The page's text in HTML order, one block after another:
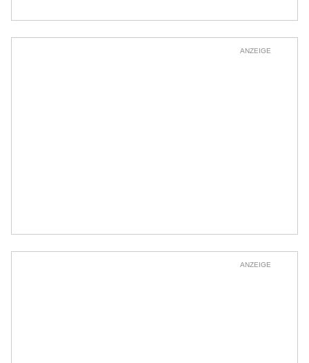
ANZEIGE
ANZEIGE